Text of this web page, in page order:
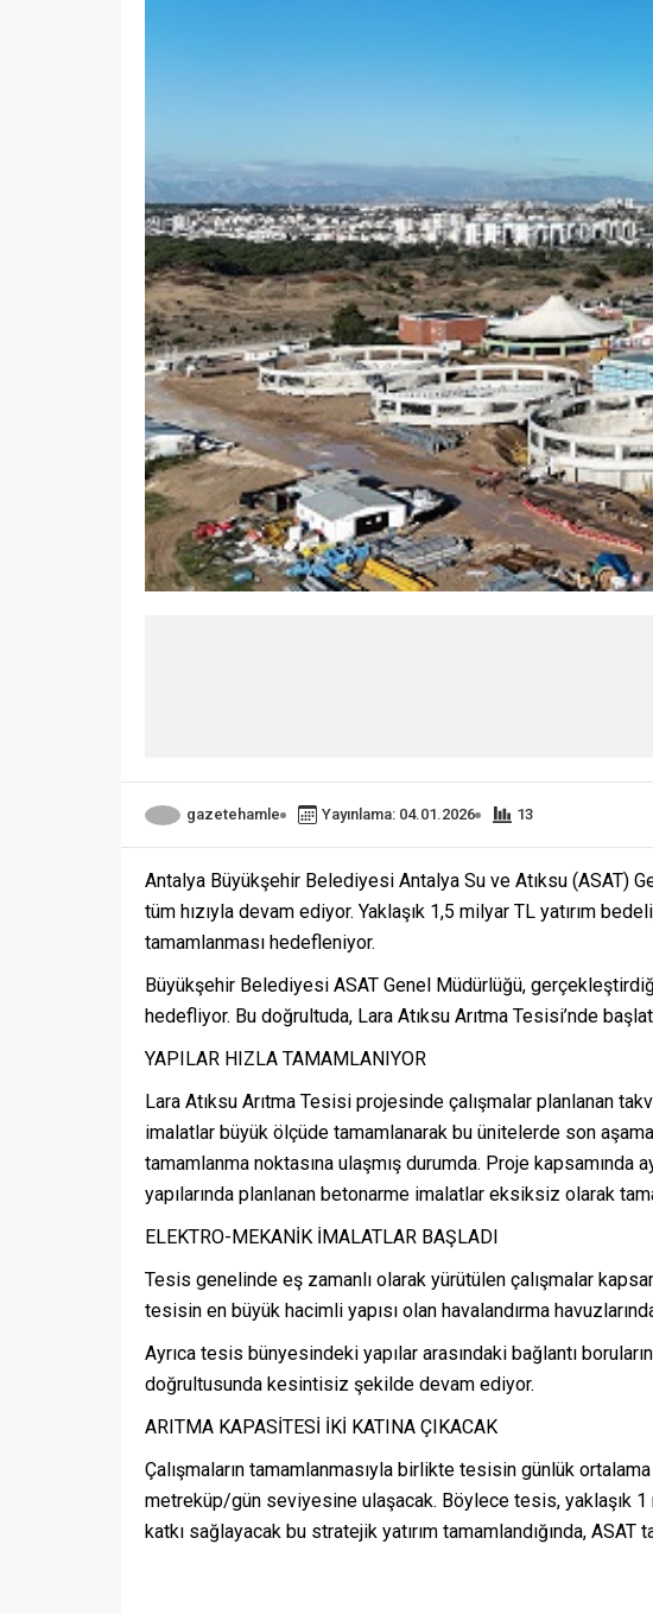
gazetehamle Yayınlama: 04.01.2026 13
Antalya Büyükşehir Belediyesi Antalya Su ve Atıksu (ASAT)
tüm hızıyla devam ediyor. Yaklaşık 1,5 milyar TL yatırım
tamamlanması hedefleniyor.
Büyükşehir Belediyesi ASAT Genel Müdürlüğü,
hedefliyor. Bu doğrultuda, Lara Atıksu Arıtma Tesisi’nde
YAPILAR HIZLA TAMAMLANIYOR
Lara Atıksu Arıtma Tesisi projesinde çalışmalar planlanan
imalatlar büyük ölçüde tamamlanarak bu ünitelerde son
tamamlanma noktasına ulaşmış durumda. Proje
yapılarında planlanan betonarme imalatlar eksiksiz olarak
ELEKTRO-MEKANİK İMALATLAR BAŞLADI
Tesis genelinde eş zamanlı olarak yürütülen çalışmalar
tesisin en büyük hacimli yapısı olan havalandırma
Ayrıca tesis bünyesindeki yapılar arasındaki bağlantı
doğrultusunda kesintisiz şekilde devam ediyor.
ARITMA KAPASİTESİ İKİ KATINA ÇIKACAK
Çalışmaların tamamlanmasıyla birlikte tesisin günlük
metreküp/gün seviyesine ulaşacak. Böylece tesis, yaklaşık 1
katkı sağlayacak bu stratejik yatırım tamamlandığında,